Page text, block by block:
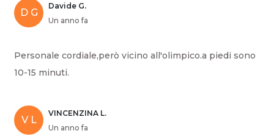
D G
Davide G.
Un anno fa
Personale cordiale,però vicino all'olimpico.a piedi sono
10-15 minuti.
V L
VINCENZINA L.
Un anno fa